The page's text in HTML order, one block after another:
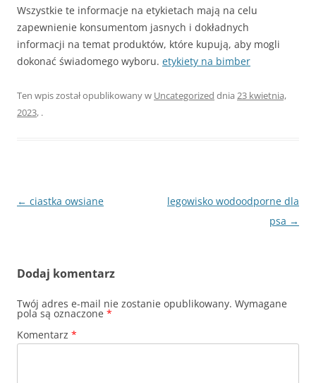
Wszystkie te informacje na etykietach mają na celu
zapewnienie konsumentom jasnych i dokładnych
informacji na temat produktów, które kupują, aby mogli
dokonać świadomego wyboru. etykiety na bimber
Ten wpis został opublikowany w Uncategorized dnia 23 kwietnia,
2023, .
Nawigacja
← ciastka owsiane
legowisko wodoodporne dla
psa →
Dodaj komentarz
Twój adres e-mail nie zostanie opublikowany. Wymagane
pola są oznaczone *
Komentarz *